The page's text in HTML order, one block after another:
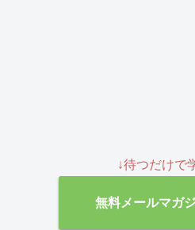
↓待つだけで
無料メールマガ